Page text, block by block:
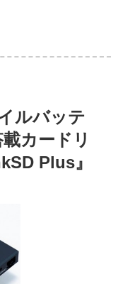
ルバッテ
カードリ
Plus』